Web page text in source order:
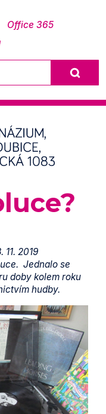
Office 365
2019
Jednalo se
doby kolem roku
hudby.